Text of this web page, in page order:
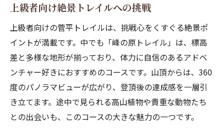
上級者向け絶景トレイルへの挑戦
上級者向けの菅平トレイルは、挑戦心をくすぐる絶景ポ
イントが満載です。中でも「峰の原トレイル」は、標高
差と多様な地形が揃っており、体力に自信のあるアドベ
ンチャー好きにおすすめのコースです。山頂からは、360
度のパノラマビューが広がり、登頂後の達成感を一層引
き立てます。途中で見られる高山植物や貴重な動物たち
との出会いも、このコースの大きな魅力の一つです。